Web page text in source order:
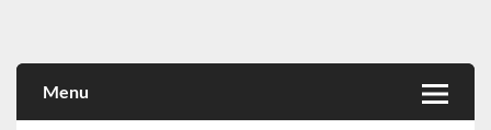
et commerciale
Menu